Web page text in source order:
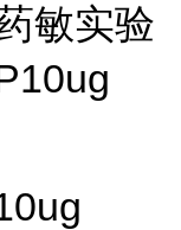
敏实验